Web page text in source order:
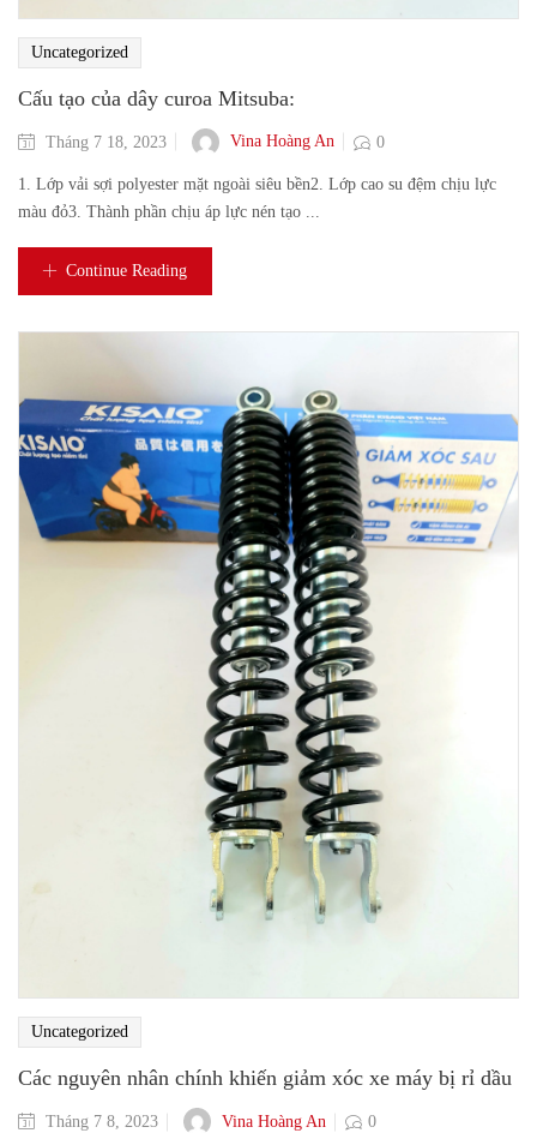
Uncategorized
Cấu tạo của dây curoa Mitsuba:
Tháng 7 18, 2023 Vina Hoàng An 0
1. Lớp vải sợi polyester mặt ngoài siêu bền2. Lớp cao su đệm chịu lực
màu đỏ3. Thành phần chịu áp lực nén tạo ...
Continue Reading
Uncategorized
Các nguyên nhân chính khiến giảm xóc xe máy bị rỉ dầu
Tháng 7 8, 2023 Vina Hoàng An 0